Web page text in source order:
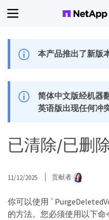
本产品推出了新版本
简体中文版经机器
英语版出现任何冲
已清除/已删
11/12/2025 贡献者
你可以使用
的方法。您必须使用以下